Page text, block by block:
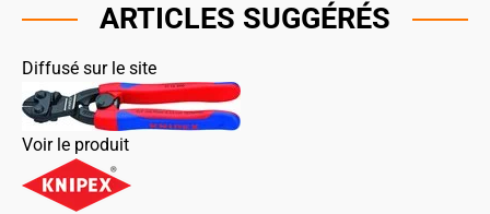
ARTICLES SUGGÉRÉS
Diffusé sur le site
Voir le produit